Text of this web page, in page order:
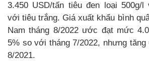
3.450 USD/tấn tiêu đen loại 500g/l
với tiêu trắng. Giá xuất khẩu bình
Nam tháng 8/2022 ước đạt mức
5% so với tháng 7/2022, nhưng
8/2021.